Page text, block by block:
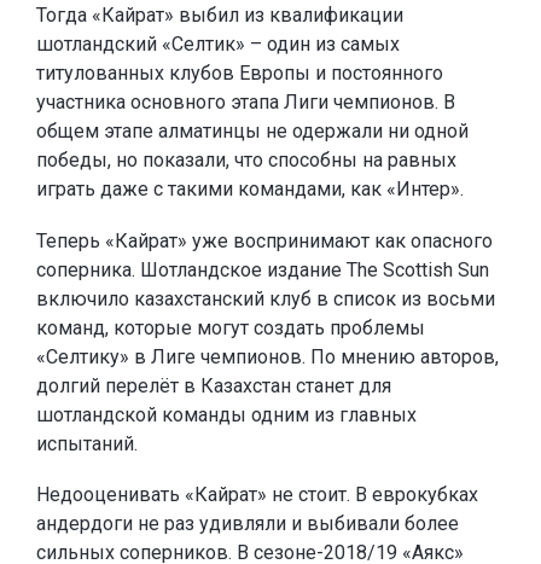
Тогда «Кайрат» выбил из квалификации
шотландский «Селтик» – один из самых
титулованных клубов Европы и постоянного
участника основного этапа Лиги чемпионов. В
общем этапе алматинцы не одержали ни одной
победы, но показали, что способны на равных
играть даже с такими командами, как «Интер».
Теперь «Кайрат» уже воспринимают как опасного
соперника. Шотландское издание The Scottish Sun
включило казахстанский клуб в список из восьми
команд, которые могут создать проблемы
«Селтику» в Лиге чемпионов. По мнению авторов,
долгий перелёт в Казахстан станет для
шотландской команды одним из главных
испытаний.
Недооценивать «Кайрат» не стоит. В еврокубках
андердоги не раз удивляли и выбивали более
сильных соперников. В сезоне-2018/19 «Аякс»